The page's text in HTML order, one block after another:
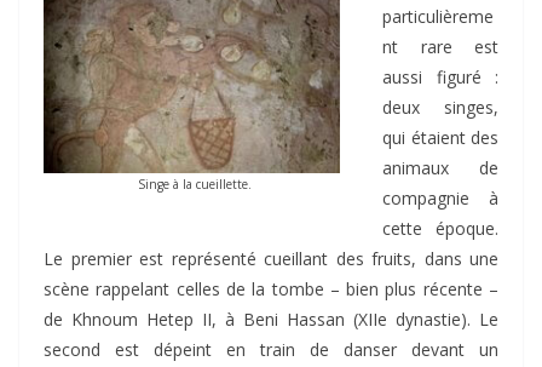
Singe à la cueillette.
particulièreme
nt rare est
aussi figuré :
deux singes,
qui étaient des
animaux de
compagnie à
cette époque.
Le premier est représenté cueillant des fruits, dans une
scène rappelant celles de la tombe – bien plus récente –
de Khnoum Hetep II, à Beni Hassan (XIIe dynastie). Le
second est dépeint en train de danser devant un